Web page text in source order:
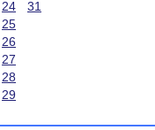
24
31
25
26
27
28
29